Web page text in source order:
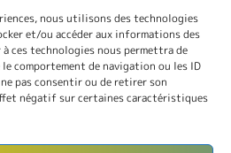
nous utilisons des technologies
et/ou accéder aux informations des
ces technologies nous permettra de
comportement de navigation ou les ID
pas consentir ou de retirer son
négatif sur certaines caractéristiques